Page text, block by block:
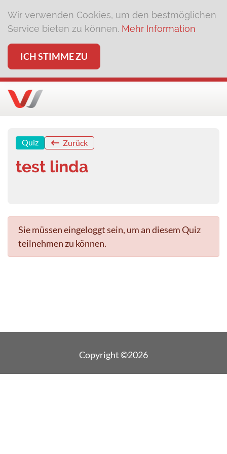
Wir verwenden Cookies, um den bestmöglichen
Service bieten zu können. Mehr Information
ICH STIMME ZU
Quiz Zurück
test linda
Sie müssen eingeloggt sein, um an diesem Quiz
teilnehmen zu können.
Copyright ©2026